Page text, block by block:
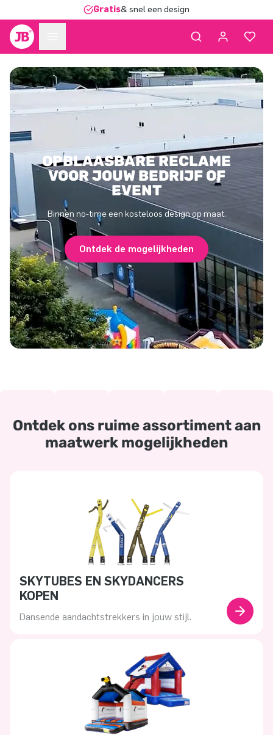
Gratis& snel een design
OPBLAASBARE RECLAME
VOOR JOUW BEDRIJF OF
EVENT
Binnen no-time een kosteloos design op maat.
Ontdek de mogelijkheden
Ontdek ons ruime assortiment aan
maatwerk mogelijkheden
SKYTUBES EN SKYDANCERS
KOPEN
Dansende aandachtstrekkers in jouw stijl.